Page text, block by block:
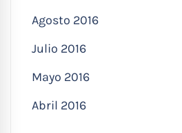
Agosto 2016
Julio 2016
Mayo 2016
Abril 2016